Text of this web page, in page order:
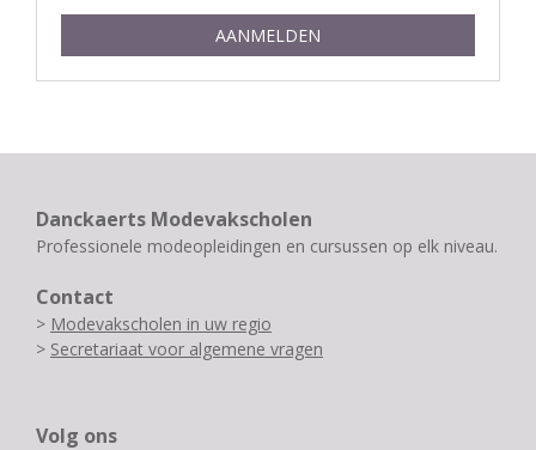
AANMELDEN
Danckaerts Modevakscholen
Professionele modeopleidingen en cursussen op elk niveau.
Contact
> Modevakscholen in uw regio
> Secretariaat voor algemene vragen
Volg ons